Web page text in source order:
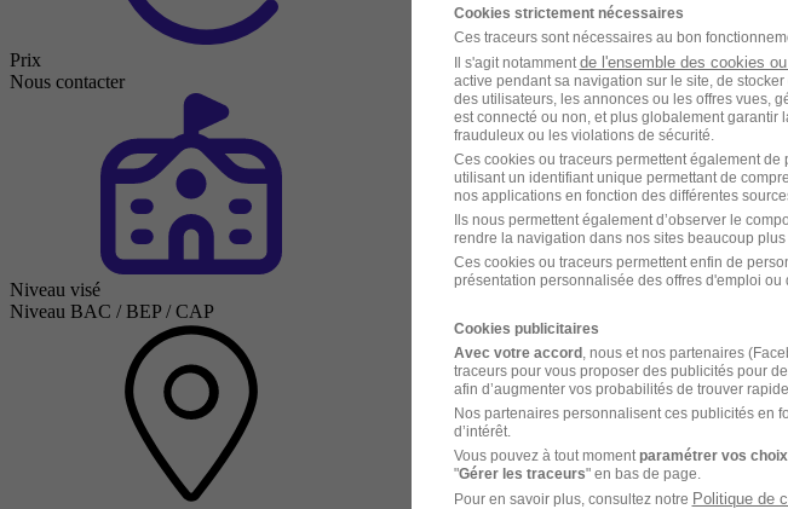
Prix
Nous contacter
Niveau visé
Niveau BAC / BEP / CAP
Cookies strictement nécessaires
Ces traceurs sont nécessaires au bon
Il s'agit notamment de l'ensemble des cookies
active pendant sa navigation sur le site, de
des utilisateurs, les annonces ou les offres vues,
est connecté ou non, et plus globalement garantir
frauduleux ou les violations de sécurité.
Ces cookies ou traceurs permettent également
utilisant un identifiant unique permettant de
nos applications en fonction des différentes
Ils nous permettent également d’observer le
rendre la navigation dans nos sites beaucoup plus
Ces cookies ou traceurs permettent enfin de
présentation personnalisée des offres d'emploi ou
Cookies publicitaires
Avec votre accord, nous et nos partenaires
traceurs pour vous proposer des publicités pour
afin d’augmenter vos probabilités de trouver
Nos partenaires personnalisent ces publicités en
d’intérêt.
Vous pouvez à tout moment paramétrer vos choix
"Gérer les traceurs" en bas de page.
Pour en savoir plus, consultez notre Politique de